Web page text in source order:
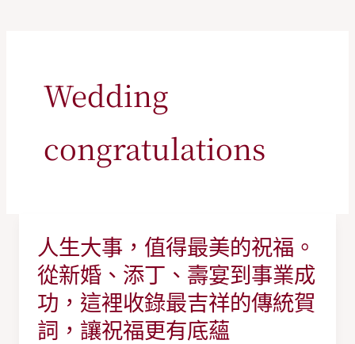
Wedding
congratulations
人生大事，值得最美的祝福。
從新婚、添丁、壽宴到事業成
功，這裡收錄最吉祥的傳統賀
詞，讓祝福更有底蘊
人
生
大
事，
值